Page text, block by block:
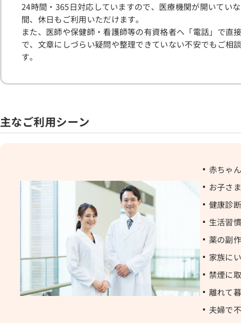
24時間・365日対応していますので、医療機関が開いてい
間、休日もご利用いただけます。
また、医師や保健師・看護師等の有資格者へ「電話」で直
で、文章にしづらい疑問や整理できていない不安でもご相
す。
主なご利用シーン
赤ちゃ
お子さ
健康診
生活習
薬の副
家族に
禁煙に
離れて
夫婦で